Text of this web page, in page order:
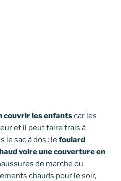
couvrir les enfantscar les
et il peut faire frais à
le sac à dos : le foulard
voire une couverture en
de marche ou
chauds pour le soir,